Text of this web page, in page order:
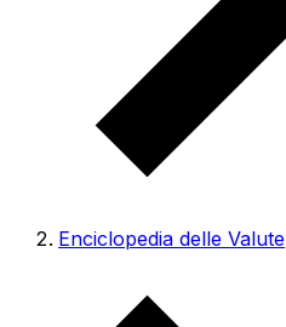
Enciclopedia delle Valute